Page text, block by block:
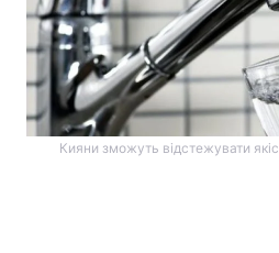
Кияни зможуть відстежувати